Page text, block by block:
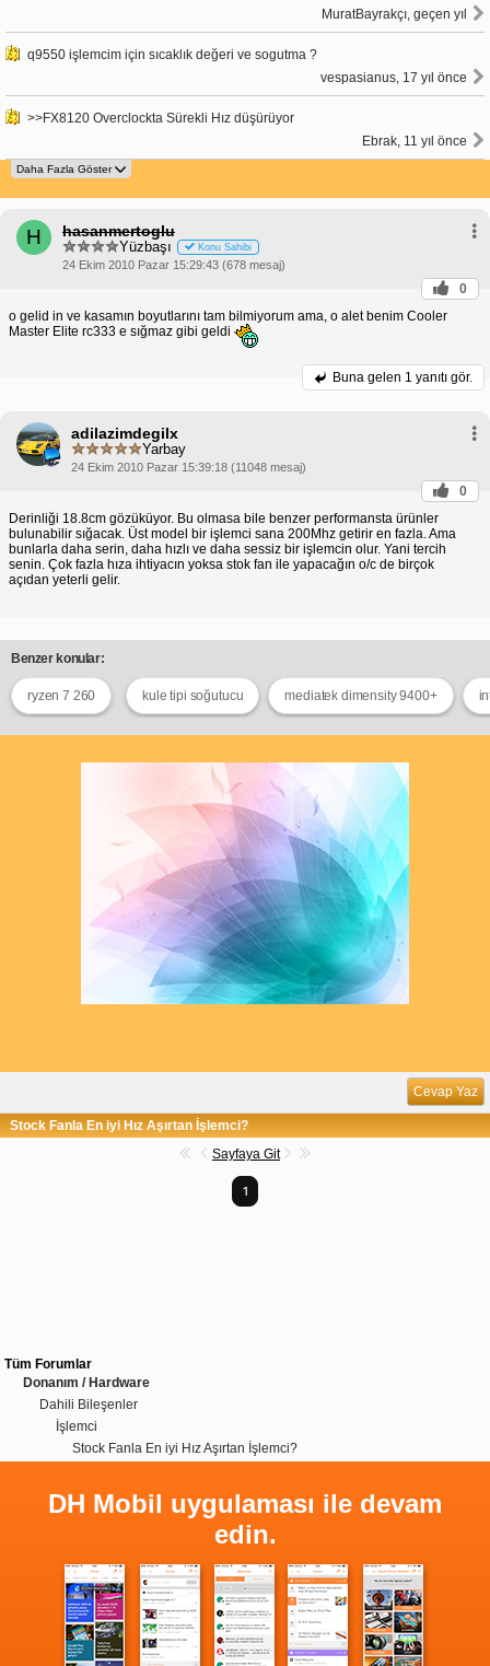
MuratBayrakçı, geçen yıl
q9550 işlemcim için sıcaklık değeri ve sogutma ?
vespasianus, 17 yıl önce
>>FX8120 Overclockta Sürekli Hız düşürüyor
Ebrak, 11 yıl önce
H hasanmertoglu
Yüzbaşı Konu Sahibi
24 Ekim 2010 Pazar 15:29:43 (678 mesaj)
0
o gelid in ve kasamın boyutlarını tam bilmiyorum ama, o alet benim Cooler
Master Elite rc333 e sığmaz gibi geldi
Buna gelen 1 yanıtı gör.
adilazimdegilx
Yarbay
24 Ekim 2010 Pazar 15:39:18 (11048 mesaj)
0
Derinliği 18.8cm gözüküyor. Bu olmasa bile benzer performansta ürünler
bulunabilir sığacak. Üst model bir işlemci sana 200Mhz getirir en fazla. Ama
bunlarla daha serin, daha hızlı ve daha sessiz bir işlemcin olur. Yani tercih
senin. Çok fazla hıza ihtiyacın yoksa stok fan ile yapacağın o/c de birçok
açıdan yeterli gelir.
Benzer konular:
ryzen 7 260 kule tipi soğutucu mediatek dimensity 9400+
Cevap Yaz
Stock Fanla En iyi Hız Aşırtan İşlemci?
Sayfaya Git
1
Tüm Forumlar
Donanım / Hardware
Dahili Bileşenler
İşlemci
Stock Fanla En iyi Hız Aşırtan İşlemci?
DH Mobil uygulaması ile devam
edin.